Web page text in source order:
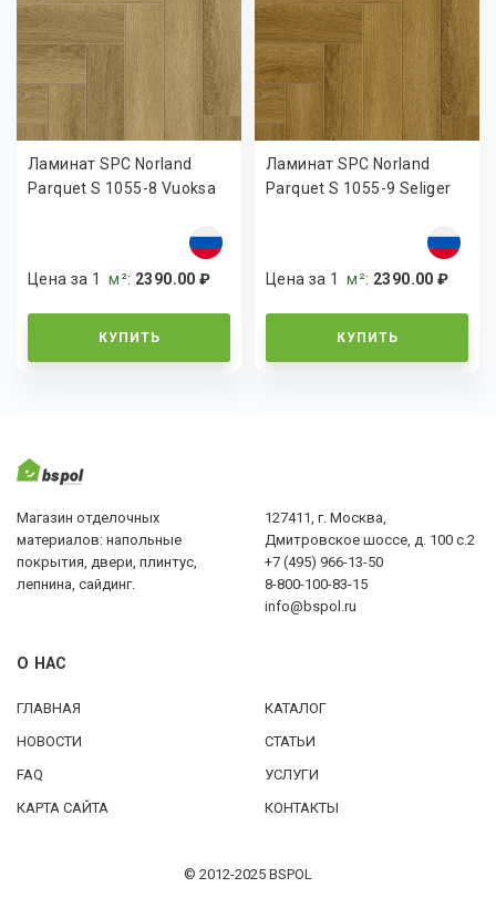
Ламинат SPC Norland
Parquet S 1055-8 Vuoksa
Цена за 1м²: 2390.00 ₽
КУПИТЬ
Ламинат SPC Norland
Parquet S 1055-9 Seliger
Цена за 1м²: 2390.00 ₽
КУПИТЬ
Магазин отделочных
материалов: напольные
покрытия, двери, плинтус,
лепнина, сайдинг.
127411, г. Москва,
Дмитровское шоссе, д. 100 с.2
+7 (495) 966-13-50
8-800-100-83-15
info@bspol.ru
О НАС
ГЛАВНАЯ
КАТАЛОГ
НОВОСТИ
СТАТЬИ
FAQ
УСЛУГИ
КАРТА САЙТА
КОНТАКТЫ
© 2012-2025 BSPOL